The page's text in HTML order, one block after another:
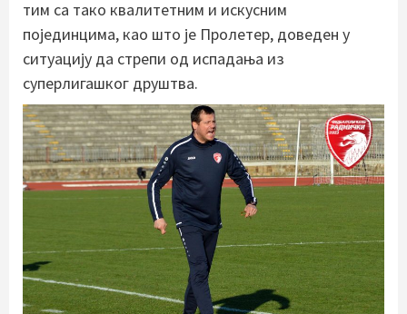
тим са тако квалитетним и искусним
појединцима, као што је Пролетер, доведен у
ситуацију да стрепи од испадања из
суперлигашког друштва.